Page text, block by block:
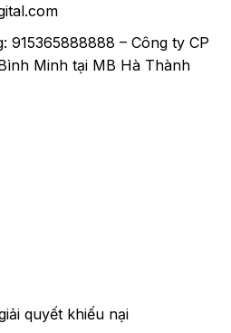
915365888888 – Công ty CP
Minh tại MB Hà Thành
quyết khiếu nại